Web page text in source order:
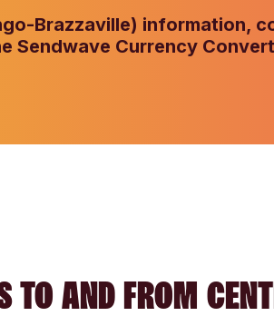
Brazzaville) information,
Sendwave Currency
TO AND FROM